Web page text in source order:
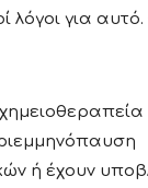
για αυτό.
ή έχουν